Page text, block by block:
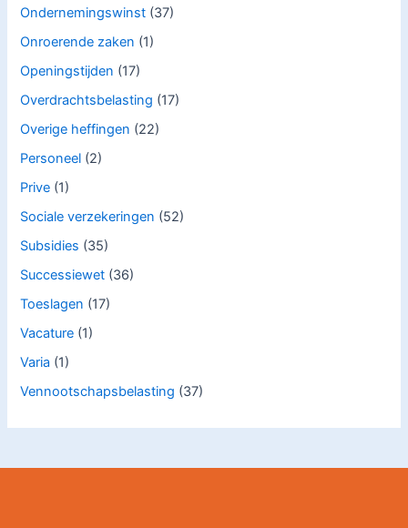
Ondernemingswinst (37)
Onroerende zaken (1)
Openingstijden (17)
Overdrachtsbelasting (17)
Overige heffingen (22)
Personeel (2)
Prive (1)
Sociale verzekeringen (52)
Subsidies (35)
Successiewet (36)
Toeslagen (17)
Vacature (1)
Varia (1)
Vennootschapsbelasting (37)